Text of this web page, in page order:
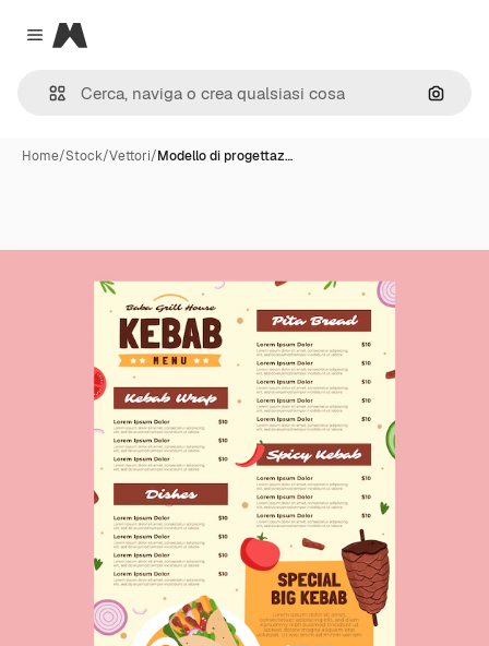
Close menu
Magnific
Cerca
Home/Stock/Vettori/Modello di progettaz…